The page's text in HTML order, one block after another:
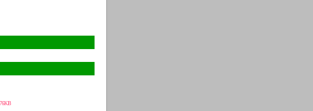
76KB